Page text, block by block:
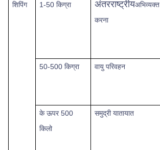
शिपिंग 1-50 किग्रा अंतरराष्ट्रीयअभिव्यक्त
करना
50-500 किग्रा
वायु परिवहन
के ऊपर 500
किलो
समुद्री यातायात